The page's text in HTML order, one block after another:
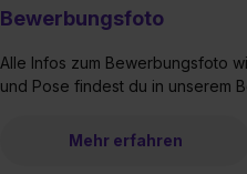
Bewerbungsfoto
Alle Infos zum Bewerbungsfoto
und Pose findest du in unserem
Mehr erfahren